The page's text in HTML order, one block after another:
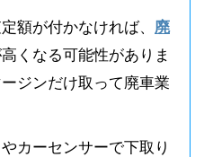
額が付かなければ、 廃
くなる可能性がありま
ジンだけ取って廃車業
カーセンサーで下取り